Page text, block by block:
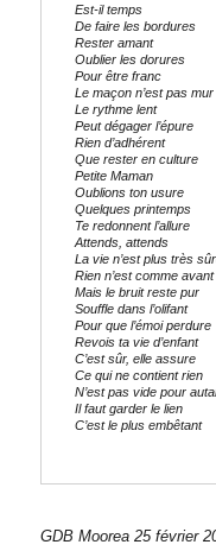
Est-il temps
De faire les bordures
Rester amant
Oublier les dorures
Pour être franc
Le maçon n’est pas mur
Le rythme lent
Peut dégager l’épure
Rien d’adhérent
Que rester en culture
Petite Maman
Oublions ton usure
Quelques printemps
Te redonnent l’allure
Attends, attends
La vie n’est plus très
Rien n’est comme avant
Mais le bruit reste pur
Souffle dans l’olifant
Pour que l’émoi perdure
Revois ta vie d’enfant
C’est sûr, elle assure
Ce qui ne contient rien
N’est pas vide pour
Il faut garder le lien
C’est le plus embêtant
GDB Moorea 25 février